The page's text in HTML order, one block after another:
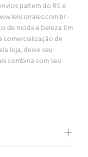
partem do RS e
-
de moda e beleza. Em
comercialização de
loja, deixe seu
combina com seu